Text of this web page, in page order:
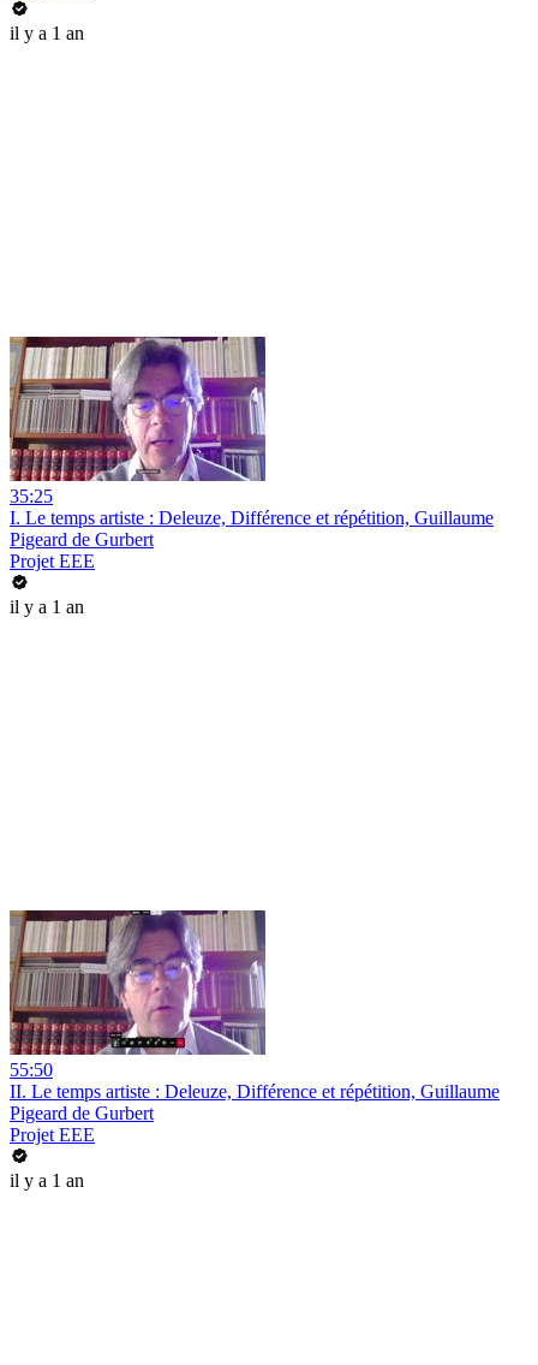
il y a 1 an
35:25
I. Le temps artiste : Deleuze, Différence et répétition, Guillaume
Pigeard de Gurbert
Projet EEE
il y a 1 an
55:50
II. Le temps artiste : Deleuze, Différence et répétition, Guillaume
Pigeard de Gurbert
Projet EEE
il y a 1 an